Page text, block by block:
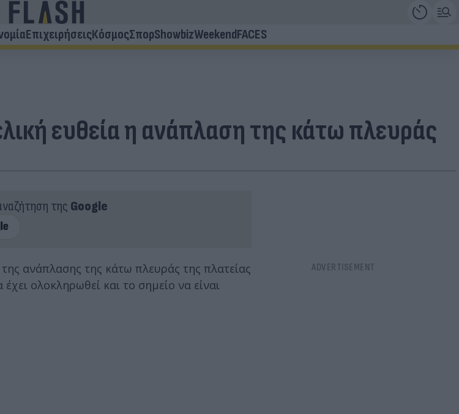
ΕπιχειρήσειςΚόσμοςΣπορShowbizWeekendFACES
ευθεία η ανάπλαση της κάτω πλευράς
της Google
της ανάπλασης της κάτω πλευράς της πλατείας
ολοκληρωθεί και το σημείο να είναι